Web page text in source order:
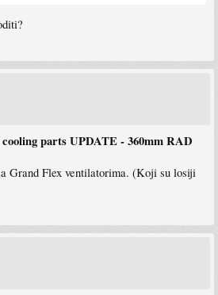
parts UPDATE - 360mm RAD
Grand Flex ventilatorima. (Koji su losiji